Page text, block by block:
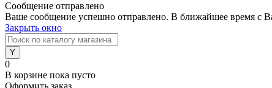
Сообщение отправлено
Ваше сообщение успешно отправлено. В ближайшее время с
Закрыть окно
0
В корзине пока пусто
Оформить заказ